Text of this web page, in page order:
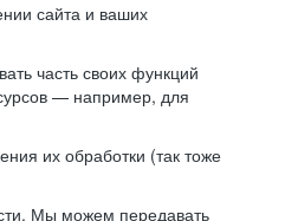
сайта и ваших
часть своих функций
— например, для
их обработки (так тоже
Мы можем передавать